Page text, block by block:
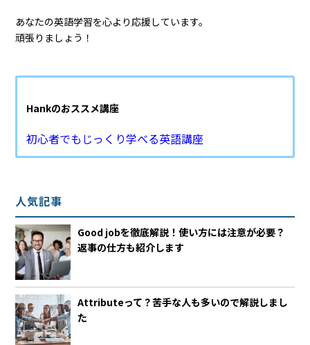
あなたの英語学習を心より応援しています。
頑張りましょう！
Hankのおススメ講座
初心者でもじっくり学べる英語講座
人気記事
Good jobを徹底解説！使い方には注意が必要？
返事の仕方も紹介します
Attributeって？苦手な人も多いので解説しまし
た